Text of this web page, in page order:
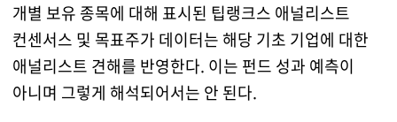
개별 보유 종목에 대해 표시된 팁랭크스 애널리스트
컨센서스 및 목표주가 데이터는 해당 기초 기업에 대한
애널리스트 견해를 반영한다. 이는 펀드 성과 예측이
아니며 그렇게 해석되어서는 안 된다.